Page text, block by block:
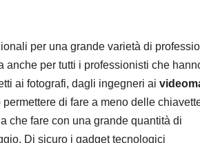
per una grande varietà di
per tutti i professionisti che
ai fotografi, dagli ingegneri ai
di fare a meno delle
che fare con una grande quantità di
Di sicuro i gadget tecnologici